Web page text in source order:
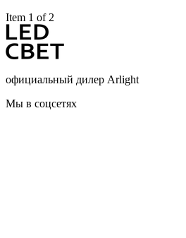
Item 1 of 2
официальный дилер Arlight
Мы в соцсетях